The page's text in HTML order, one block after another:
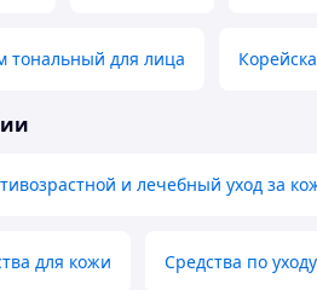
тональный для лица
и лечебный уход за
для кожи Средства по